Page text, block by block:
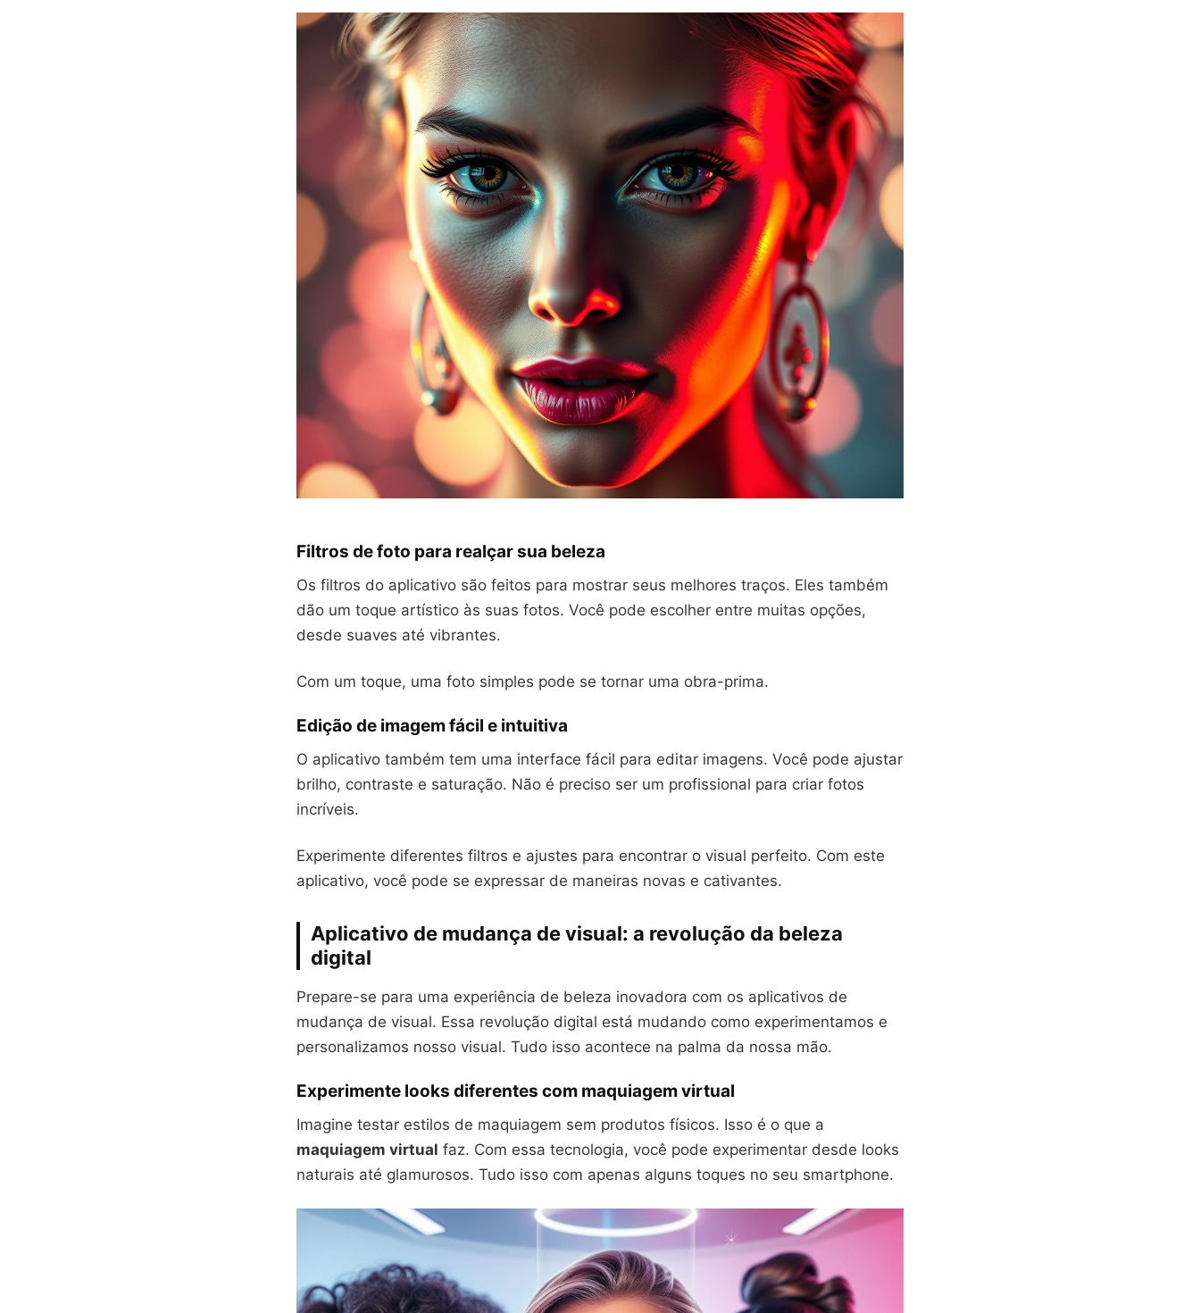
Filtros de foto para realçar sua beleza
Os filtros do aplicativo são feitos para mostrar seus melhores traços. Eles também
dão um toque artístico às suas fotos. Você pode escolher entre muitas opções,
desde suaves até vibrantes.
Com um toque, uma foto simples pode se tornar uma obra-prima.
Edição de imagem fácil e intuitiva
O aplicativo também tem uma interface fácil para editar imagens. Você pode ajustar
brilho, contraste e saturação. Não é preciso ser um profissional para criar fotos
incríveis.
Experimente diferentes filtros e ajustes para encontrar o visual perfeito. Com este
aplicativo, você pode se expressar de maneiras novas e cativantes.
Aplicativo de mudança de visual: a revolução da beleza
digital
Prepare-se para uma experiência de beleza inovadora com os aplicativos de
mudança de visual. Essa revolução digital está mudando como experimentamos e
personalizamos nosso visual. Tudo isso acontece na palma da nossa mão.
Experimente looks diferentes com maquiagem virtual
Imagine testar estilos de maquiagem sem produtos físicos. Isso é o que a
maquiagem virtual faz. Com essa tecnologia, você pode experimentar desde looks
naturais até glamurosos. Tudo isso com apenas alguns toques no seu smartphone.